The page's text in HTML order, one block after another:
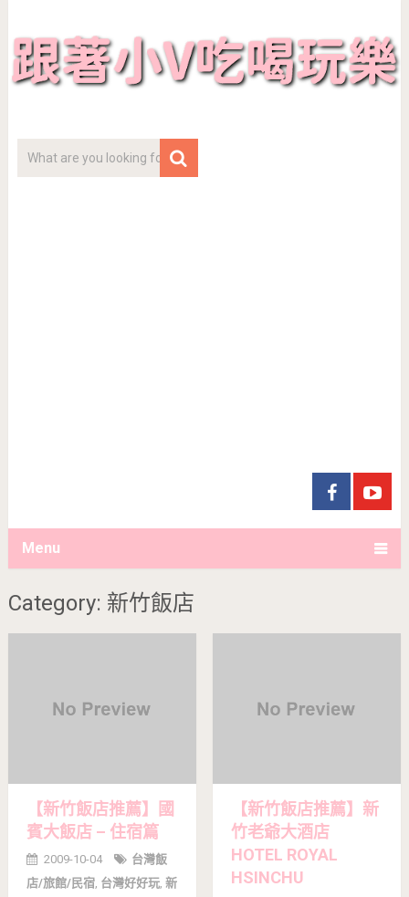
Menu
Category: 新竹飯店
【新竹飯店推薦】國
賓大飯店 – 住宿篇
2009-10-04
台灣飯
店/旅館/民宿, 台灣好好玩, 新
【新竹飯店推薦】新
竹老爺大酒店
HOTEL ROYAL
HSINCHU